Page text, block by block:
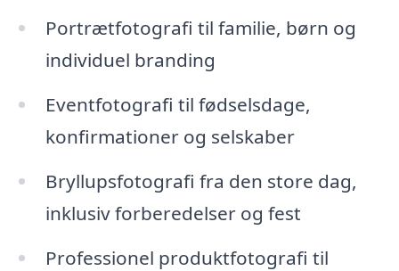
Portrætfotografi til familie, børn og
individuel branding
Eventfotografi til fødselsdage,
konfirmationer og selskaber
Bryllupsfotografi fra den store dag,
inklusiv forberedelser og fest
Professionel produktfotografi til